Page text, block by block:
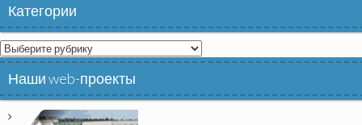
Категории
Категории
Наши web-проекты